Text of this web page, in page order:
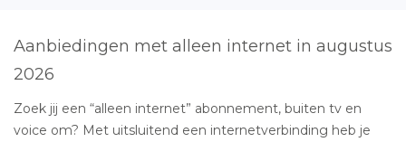
Aanbiedingen met alleen internet in augustus
2026
Zoek jij een “alleen internet” abonnement, buiten tv en
voice om? Met uitsluitend een internetverbinding heb je